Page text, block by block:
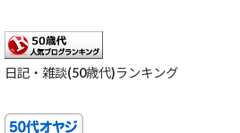
日記・雑談(50歳代)ランキング